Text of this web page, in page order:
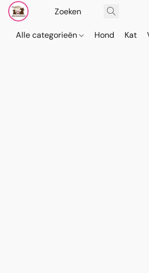
Alle categorieën Hond Kat